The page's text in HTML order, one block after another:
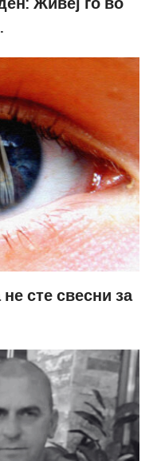
сте свесни за